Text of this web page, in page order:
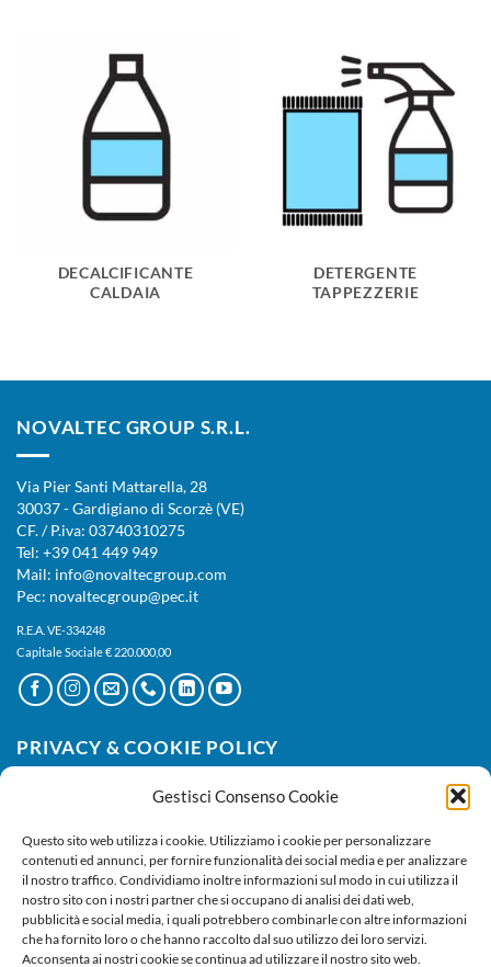
Gestisci Consenso Cookie
Questo sito web utilizza i cookie. Utilizziamo i cookie per personalizzare
contenuti ed annunci, per fornire funzionalità dei social media e per analizzare
il nostro traffico. Condividiamo inoltre informazioni sul modo in cui utilizza il
nostro sito con i nostri partner che si occupano di analisi dei dati web,
pubblicità e social media, i quali potrebbero combinarle con altre informazioni
che ha fornito loro o che hanno raccolto dal suo utilizzo dei loro servizi.
Acconsenta ai nostri cookie se continua ad utilizzare il nostro sito web.
DECALCIFICANTE
CALDAIA
DETERGENTE
TAPPEZZERIE
NOVALTEC GROUP S.R.L.
Via Pier Santi Mattarella, 28
30037 - Gardigiano di Scorzè (VE)
CF. / P.iva: 03740310275
Tel: +39 041 449 949
Mail: info@novaltecgroup.com
Pec: novaltecgroup@pec.it
R.E.A. VE-334248
Capitale Sociale € 220.000,00
PRIVACY & COOKIE POLICY
Cookie Policy